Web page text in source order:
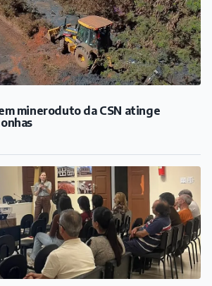
mineroduto da CSN atinge